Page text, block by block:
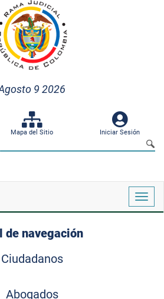
9 2026
Mapa del Sitio Iniciar Sesión
de navegación
Ciudadanos
Abogados